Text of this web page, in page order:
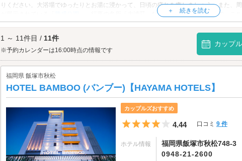
りください。大浴場でゆったりとお湯に浸かって、日頃の疲れを癒しましょう。また、
」、紅葉の名所「大浦荘」など多彩な名所があるので、こ
伊川温泉へは、飯塚エリアのラブホテルからもアクセスが便利です。
1 ～ 11件目 / 11件
※予約カレンダーは16:00時点の情報です
カップ
福岡県 飯塚市秋松
HOTEL BAMBOO (バンブー)【HAYAMA HOTELS】
カップルズおすすめ
5つ星のうち4
4.44 口コミ 9 件
ホテル情報
福岡県飯塚市秋松748-3
0948-21-2600